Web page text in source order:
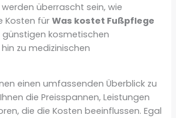
überrascht sein, wie
Kosten fürWas kostet Fußpflege
günstigen kosmetischen
zu medizinischen
einen umfassenden Überblick zu
die Preisspannen, Leistungen
die die Kosten beeinflussen. Egal